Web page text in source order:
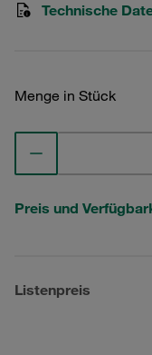
Technische
Menge in Stück
Preis und
Listenpreis